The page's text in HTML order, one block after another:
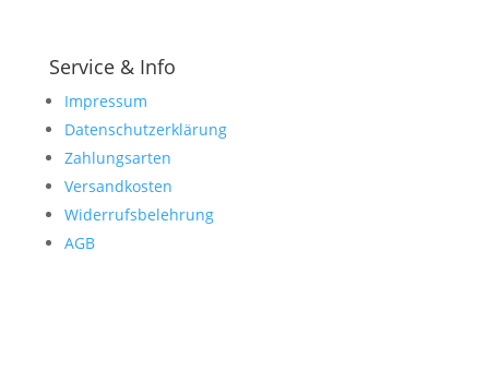
Service & Info
Impressum
Datenschutzerklärung
Zahlungsarten
Versandkosten
Widerrufsbelehrung
AGB